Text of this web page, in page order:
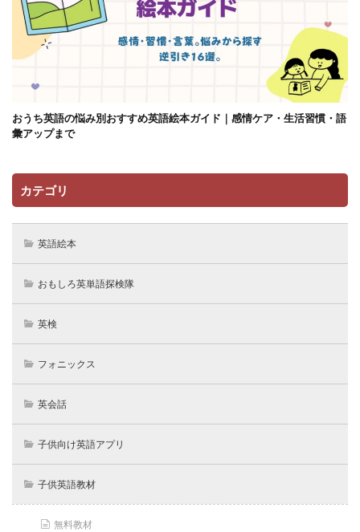
おうち英語の悩み別おすすめ英語絵本ガイド｜感情ケア・生活習慣・語
彙アップまで
カテゴリ
英語絵本
おもしろ英単語探検隊
英検
フォニックス
英会話
子供向け英語アプリ
子供英語教材
無料教材